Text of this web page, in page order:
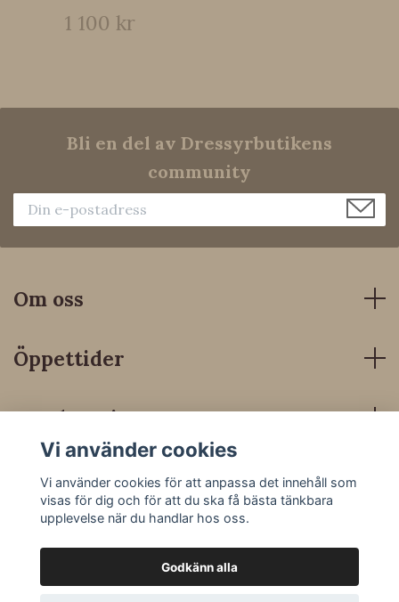
1 100 kr
Bli en del av Dressyrbutikens
community
Om oss
Öppettider
Kundservice
Sociala medier
Vi använder cookies
Vi använder cookies för att anpassa det innehåll som
visas för dig och för att du ska få bästa tänkbara
upplevelse när du handlar hos oss.
Godkänn alla